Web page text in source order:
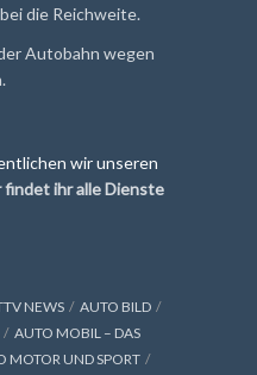
die Reichweite.
Autobahn wegen
wir unseren
findet ihr alle Dienste
NEWS
AUTO BILD
AUTO MOBIL – DAS
MOTOR UND SPORT